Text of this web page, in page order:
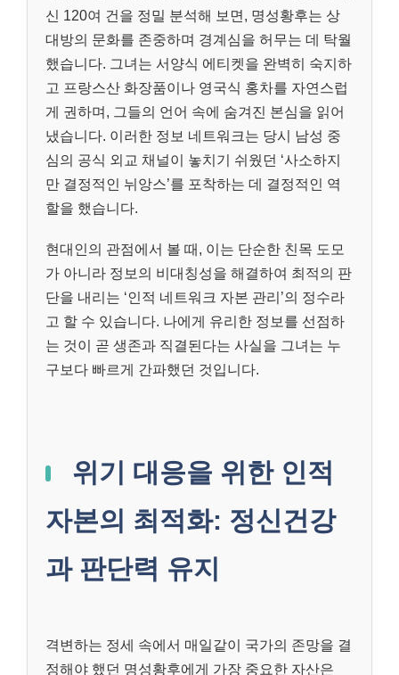
신 120여 건을 정밀 분석해 보면, 명성황후는 상
대방의 문화를 존중하며 경계심을 허무는 데 탁월
했습니다. 그녀는 서양식 에티켓을 완벽히 숙지하
고 프랑스산 화장품이나 영국식 홍차를 자연스럽
게 권하며, 그들의 언어 속에 숨겨진 본심을 읽어
냈습니다. 이러한 정보 네트워크는 당시 남성 중
심의 공식 외교 채널이 놓치기 쉬웠던 ‘사소하지
만 결정적인 뉘앙스’를 포착하는 데 결정적인 역
할을 했습니다.
현대인의 관점에서 볼 때, 이는 단순한 친목 도모
가 아니라 정보의 비대칭성을 해결하여 최적의 판
단을 내리는 ‘인적 네트워크 자본 관리’의 정수라
고 할 수 있습니다. 나에게 유리한 정보를 선점하
는 것이 곧 생존과 직결된다는 사실을 그녀는 누
구보다 빠르게 간파했던 것입니다.
위기 대응을 위한 인적
자본의 최적화: 정신건강
과 판단력 유지
격변하는 정세 속에서 매일같이 국가의 존망을 결
정해야 했던 명성황후에게 가장 중요한 자산은